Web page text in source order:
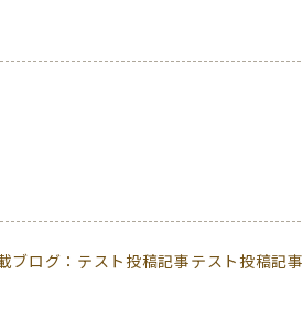
ブログ：テスト投稿記事テスト投稿記事